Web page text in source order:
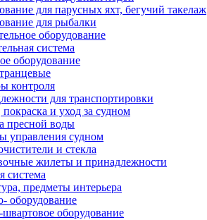
для парусных яхт, бегучий такелаж
для рыбалки
оборудование
система
оборудование
контроля
для транспортировки
и уход за судном
пресной воды
управления судном
и стекла
жилеты и принадлежности
система
предметы интерьера
оборудование
оборудование